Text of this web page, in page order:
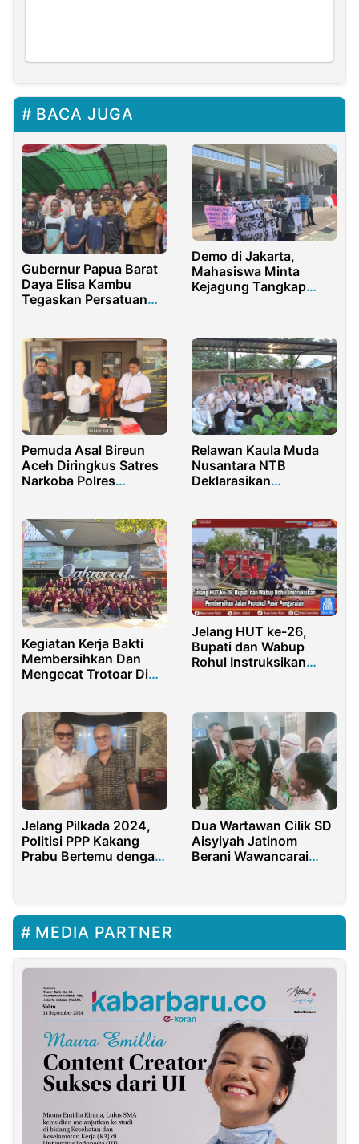
BACA JUGA
Gubernur Papua Barat
Daya Elisa Kambu
Tegaskan Persatuan
Syukuran Pelantikan
Demo di Jakarta,
Mahasiswa Minta
Kejagung Tangkap
Pemuda Asal Bireun
Aceh Diringkus Satres
Narkoba Polres
Relawan Kaula Muda
Nusantara NTB
Deklarasikan
Kegiatan Kerja Bakti
Membersihkan Dan
Mengecat Trotoar Di
Jelang HUT ke-26,
Bupati dan Wabup
Rohul Instruksikan
Jelang Pilkada 2024,
Politisi PPP Kakang
Prabu Bertemu dengan
Dua Wartawan Cilik SD
Aisyiyah Jatinom
Berani Wawancarai
MEDIA PARTNER